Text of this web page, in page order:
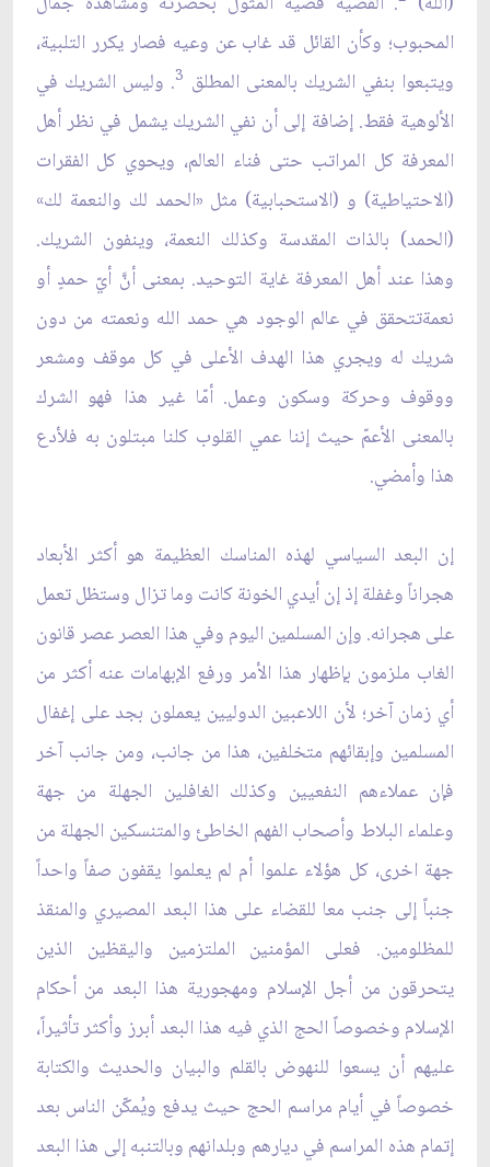
المحبوب؛ وكأن القائل قد غاب عن وعيه فصار يكرر التلبية،
ويتبعوا بنفي الشريك بالمعنى المطلق 3. وليس الشريك في
الألوهية فقط. إضافة إلى أن نفي الشريك يشمل في نظر أهل
المعرفة كل المراتب حتى فناء العالم، ويحوي كل الفقرات
(الاحتياطية) و (الاستحبابية) مثل «الحمد لك والنعمة لك»
(الحمد) بالذات المقدسة وكذلك النعمة، وينفون الشريك.
وهذا عند أهل المعرفة غاية التوحيد. بمعنى أنَّ أيّ حمدٍ أو
نعمةتتحقق في عالم الوجود هي حمد الله ونعمته من دون
شريك له ويجري هذا الهدف الأعلى في كل موقف ومشعر
ووقوف وحركة وسكون وعمل. أمّا غير هذا فهو الشرك
بالمعنى الأعمّ حيث إننا عمي القلوب كلنا مبتلون به فلأدع
هذا وأمضي.
إن البعد السياسي لهذه المناسك العظيمة هو أكثر الأبعاد
هجراناً وغفلة إذ إن أيدي الخونة كانت وما تزال وستظل تعمل
على هجرانه. وإن المسلمين اليوم وفي هذا العصر عصر قانون
الغاب ملزمون بإظهار هذا الأمر ورفع الإبهامات عنه أكثر من
أي زمان آخر؛ لأن اللاعبين الدوليين يعملون بجد على إغفال
المسلمين وإبقائهم متخلفين، هذا من جانب، ومن جانب آخر
فإن عملاءهم النفعيين وكذلك الغافلين الجهلة من جهة
وعلماء البلاط وأصحاب الفهم الخاطئ والمتنسكين الجهلة من
جهة اخرى، كل هؤلاء علموا أم لم يعلموا يقفون صفاً واحداً
جنباً إلى جنب معا للقضاء على هذا البعد المصيري والمنقذ
للمظلومين. فعلى المؤمنين الملتزمين واليقظين الذين
يتحرقون من أجل الإسلام ومهجورية هذا البعد من أحكام
الإسلام وخصوصاً الحج الذي فيه هذا البعد أبرز وأكثر تأثيراً،
عليهم أن يسعوا للنهوض بالقلم والبيان والحديث والكتابة
خصوصاً في أيام مراسم الحج حيث يدفع ويُمكّن الناس بعد
إتمام هذه المراسم في ديارهم وبلدانهم وبالتنبه إلى هذا البعد